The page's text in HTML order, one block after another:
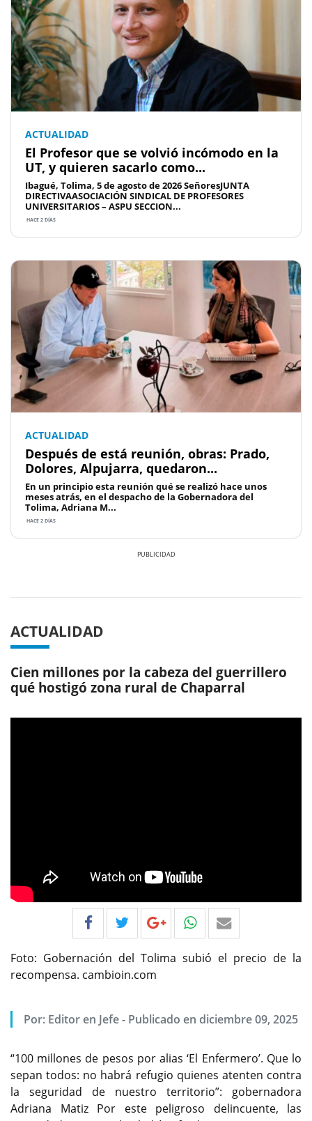
ACTUALIDAD
El Profesor que se volvió incómodo en la
UT, y quieren sacarlo como...
Ibagué, Tolima, 5 de agosto de 2026 SeñoresJUNTA
DIRECTIVAASOCIACIÓN SINDICAL DE PROFESORES
UNIVERSITARIOS – ASPU SECCION...
HACE 2 DÍAS
ACTUALIDAD
Después de está reunión, obras: Prado,
Dolores, Alpujarra, quedaron...
En un principio esta reunión qué se realizó hace unos
meses atrás, en el despacho de la Gobernadora del
Tolima, Adriana M...
HACE 2 DÍAS
ACTUALIDAD
Cien millones por la cabeza del guerrillero
qué hostigó zona rural de Chaparral
Foto: Gobernación del Tolima subió el precio de la
recompensa. cambioin.com
Por: Editor en Jefe- Publicado en diciembre 09, 2025
“100 millones de pesos por alias ‘El Enfermero’. Que lo
sepan todos: no habrá refugio quienes atenten contra
la seguridad de nuestro territorio”: gobernadora
Adriana Matiz Por este peligroso delincuente, las